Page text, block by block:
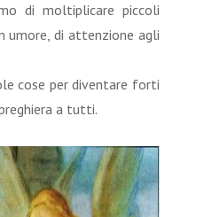
di moltiplicare piccoli
umore, di attenzione agli
cose per diventare forti
a tutti.